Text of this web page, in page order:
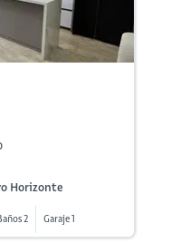
Horizonte
2 Garaje 1